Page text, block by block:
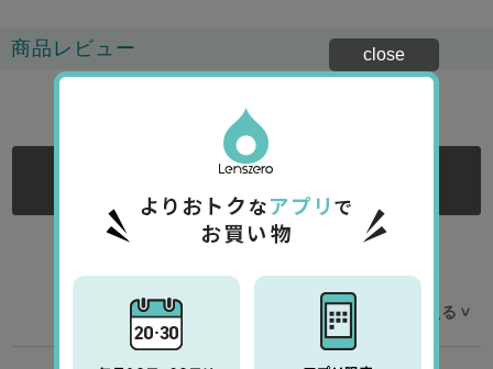
商品レビュー
レビューを並べ替える >
close